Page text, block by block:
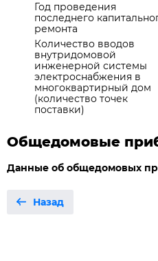
Год проведения
последнего
ремонта
Количество вводов
внутридомовой
инженерной системы
электроснабжения в
многоквартирный дом
(количество точек
поставки)
Общедомовые
Данные об общедомовых
Назад